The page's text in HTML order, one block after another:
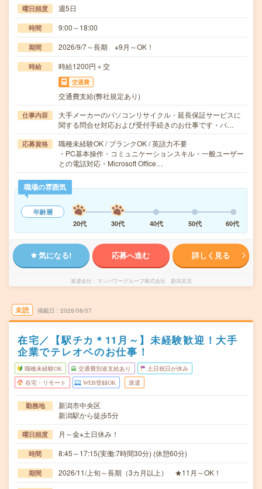
曜日頻度 週5日
時間 9:00～18:00
期間 2026/9/7～長期 ※9月～OK！
時給 時給1200円＋交
交通費
交通費支給(弊社規定あり)
仕事内容
大手メーカーのパソコンリサイクル・延長保証サービスに
関する問合せ対応および受付手続きのお仕事です・パ…
応募資格
職種未経験OK / ブランクOK / 英語力不要
・PC基本操作・コミュニケーションスキル・一般ユーザー
との電話対応・Microsoft Office…
職場の雰囲気
年齢層
20代
30代 40代 50代 60代
気になる! 応募へ進む 詳しく見る
派遣会社 マンパワーグループ株式会社 新潟支店
未読 掲載日 2026/08/07
在宅／【駅チカ＊11月～】未経験歓迎！大手
企業でテレオペのお仕事！
職種未経験OK 交通費別途支給あり 土日祝日が休み
在宅・リモート WEB登録OK 派遣
勤務地
新潟市中央区
新潟駅から徒歩5分
曜日頻度 月～金※土日休み！
時間 8:45～17:15(実働:7時間30分) (休憩60分)
期間 2026/11/上旬～長期（3カ月以上） ★11月～OK！